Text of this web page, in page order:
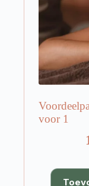
voor 1